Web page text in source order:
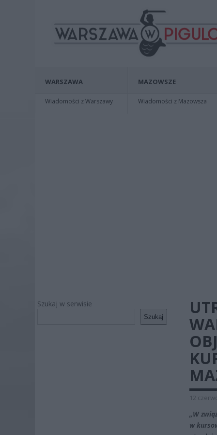
WARSZAWA
Wiadomości z Warszawy
MAZOWSZE
Wiadomości z Mazowsza
Szukaj w serwisie
Szukaj
12
„W
w